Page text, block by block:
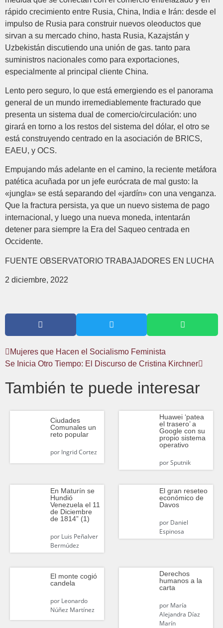
rápido crecimiento entre Rusia, China, India e Irán: desde el
impulso de Rusia para construir nuevos oleoductos que
sirvan a su mercado chino, hasta Rusia, Kazajstán y
Uzbekistán discutiendo una unión de gas. tanto para
suministros nacionales como para exportaciones,
especialmente al principal cliente China.
Lento pero seguro, lo que está emergiendo es el panorama
general de un mundo irremediablemente fracturado que
presenta un sistema dual de comercio/circulación: uno
girará en torno a los restos del sistema del dólar, el otro se
está construyendo centrado en la asociación de BRICS,
EAEU, y OCS.
Empujando más adelante en el camino, la reciente metáfora
patética acuñada por un jefe eurócrata de mal gusto: la
«jungla» se está separando del «jardín» con una venganza.
Que la fractura persista, ya que un nuevo sistema de pago
internacional, y luego una nueva moneda, intentarán
detener para siempre la Era del Saqueo centrada en
Occidente.
FUENTE OBSERVATORIO TRABAJADORES EN LUCHA
2 diciembre, 2022
Mujeres que Hacen el Socialismo Feminista
Se Inicia Otro Tiempo: El Discurso de Cristina Kirchner
También te puede interesar
Ciudades
Comunales un
reto popular
porIngrid Cortez
Huawei ‘patea
el trasero’ a
Google con su
propio sistema
operativo
porSputnik
En Maturín se
Hundió
Venezuela el 11
de Diciembre
de 1814” (1)
porLuis Peñalver
Bermúdez
El gran reseteo
económico de
Davos
porDaniel
Espinosa
El monte cogió
candela
porLeonardo
Núñez Martínez
Derechos
humanos a la
carta
porMaría
Alejandra Díaz
Marín